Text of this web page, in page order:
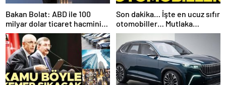
Bakan Bolat: ABD ile 100
milyar dolar ticaret hacmini
gerçekleştirebiliriz
Son dakika… İşte en ucuz sıfır
otomobiller… Mutlaka
pazarlık edin